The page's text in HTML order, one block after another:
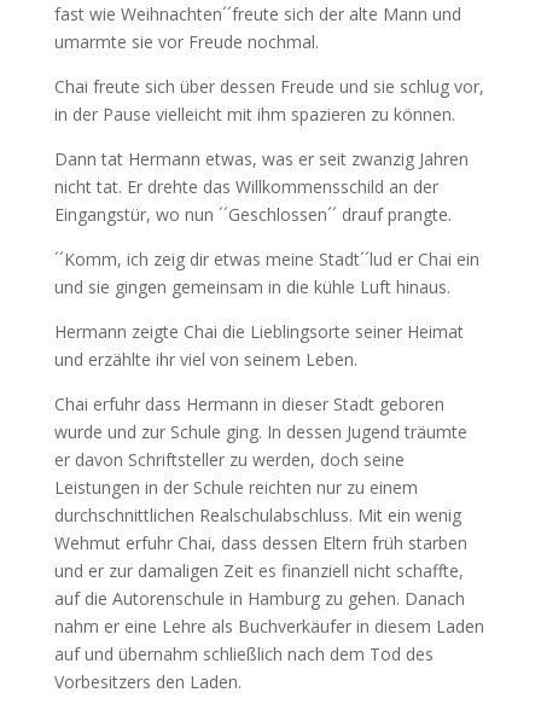
fast wie Weihnachten´´freute sich der alte Mann und
umarmte sie vor Freude nochmal.
Chai freute sich über dessen Freude und sie schlug vor,
in der Pause vielleicht mit ihm spazieren zu können.
Dann tat Hermann etwas, was er seit zwanzig Jahren
nicht tat. Er drehte das Willkommensschild an der
Eingangstür, wo nun ´´Geschlossen´´ drauf prangte.
´´Komm, ich zeig dir etwas meine Stadt´´lud er Chai ein
und sie gingen gemeinsam in die kühle Luft hinaus.
Hermann zeigte Chai die Lieblingsorte seiner Heimat
und erzählte ihr viel von seinem Leben.
Chai erfuhr dass Hermann in dieser Stadt geboren
wurde und zur Schule ging. In dessen Jugend träumte
er davon Schriftsteller zu werden, doch seine
Leistungen in der Schule reichten nur zu einem
durchschnittlichen Realschulabschluss. Mit ein wenig
Wehmut erfuhr Chai, dass dessen Eltern früh starben
und er zur damaligen Zeit es finanziell nicht schaffte,
auf die Autorenschule in Hamburg zu gehen. Danach
nahm er eine Lehre als Buchverkäufer in diesem Laden
auf und übernahm schließlich nach dem Tod des
Vorbesitzers den Laden.